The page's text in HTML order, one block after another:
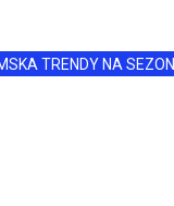
TRENDY NA SEZON